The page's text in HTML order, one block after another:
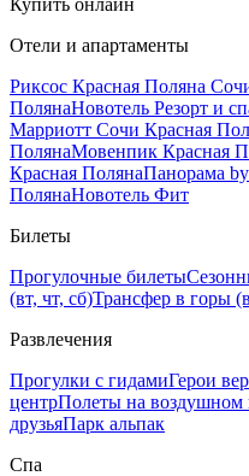
Купить онлайн
Отели и апартаменты
Риксос Красная Поляна
ПолянаНовотель Резорт и
Марриотт Сочи Красная
ПолянаМовенпик Красная
Красная ПолянаПанорама
ПолянаНовотель Фит
Билеты
Прогулочные билеты
(вт, чт, сб)Трансфер в горы
Развлечения
Прогулки с гидамиГерои
центрПолеты на воздушном
друзьяПарк альпак
Спа